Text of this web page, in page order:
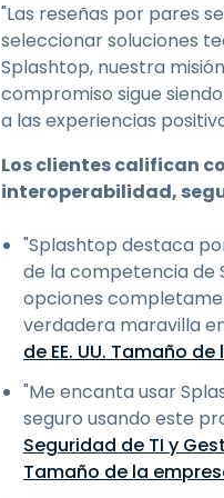
"Las reseñas por pares
seleccionar soluciones
Splashtop, nuestra
compromiso sigue
a las experiencias
Los clientes califican
interoperabilidad,
"Splashtop destaca
de la competencia de
opciones
verdadera maravilla
de EE. UU. Tamaño
"Me encanta usar
seguro usando este
Seguridad de TI y
Tamaño de la